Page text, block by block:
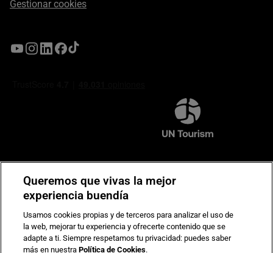
Gestionar cookies
Compromiso de seguridad en pagos electrónicos
Queremos que vivas la mejor
experiencia buendía
Usamos cookies propias y de terceros para analizar el uso de
la web, mejorar tu experiencia y ofrecerte contenido que se
adapte a ti. Siempre respetamos tu privacidad: puedes saber
más en nuestraPolítica de Cookies.